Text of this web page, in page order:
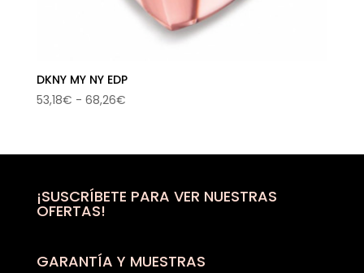
DKNY MY NY EDP
53,18€ - 68,26€Rango
desde
hasta
¡SUSCRÍBETE PARA VER NUESTRAS
OFERTAS!
GARANTÍA Y MUESTRAS